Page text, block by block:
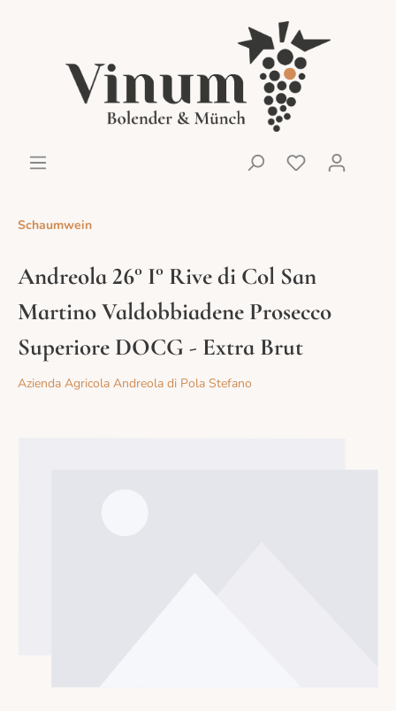
Schaumwein
Andreola 26° I° Rive di Col San
Martino Valdobbiadene Prosecco
Superiore DOCG - Extra Brut
Azienda Agricola Andreola di Pola Stefano